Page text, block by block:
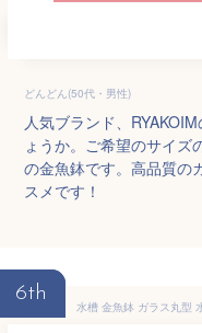
どんどん(50代・男性)
人気ブランド、
ょうか。ご希望のサイズ
の金魚鉢です。高品質の
スメです！
6th